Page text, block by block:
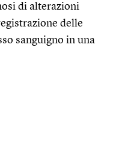
di alterazioni
delle
sanguigno in una